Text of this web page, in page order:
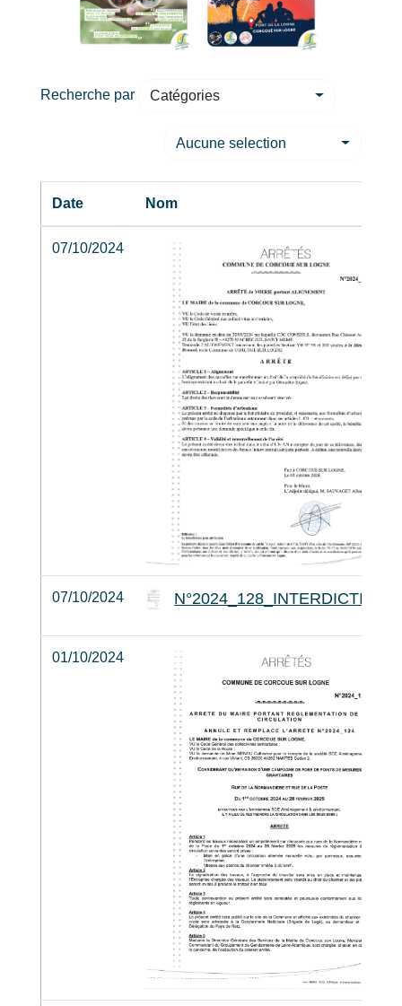
Recherche par Catégories
Aucune selection
Date Nom
07/10/2024
07/10/2024
01/10/2024